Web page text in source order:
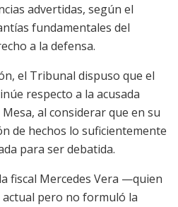
advertidas, según el
fundamentales del
a la defensa.
el Tribunal dispuso que el
respecto a la acusada
al considerar que en su
de hechos lo suficientemente
para ser debatida.
fiscal Mercedes Vera —quien
pero no formuló la